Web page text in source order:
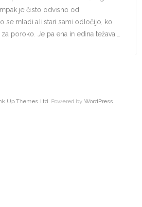
je čisto odvisno od
se mladi ali stari sami odločijo, ko
poroko. Je pa ena in edina težava,…
Up Themes Ltd . Powered by WordPress.